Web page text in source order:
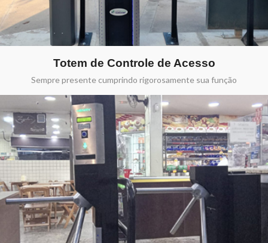
Totem de Controle de Acesso
Sempre presente cumprindo rigorosamente sua função